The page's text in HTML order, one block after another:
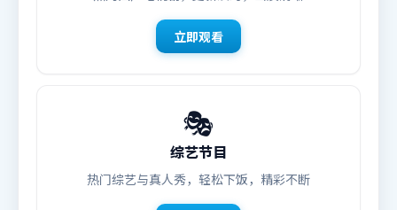
立即观看
🎭
综艺节目
热门综艺与真人秀，轻松下饭，精彩不断